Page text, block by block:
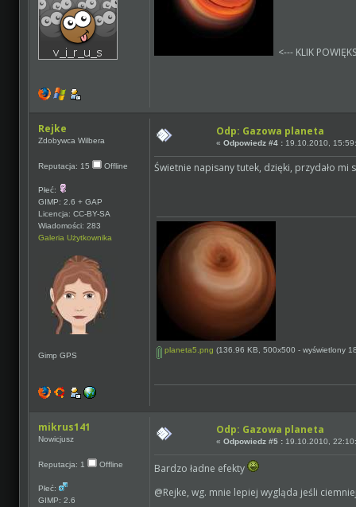
<--- KLIK
Rejke
Zdobywca Wilbera
Reputacja: 15 Offline
Płeć:
GIMP: 2.6 + GAP
Licencja: CC-BY-SA
Wiadomości: 283
Galeria Użytkownika
Gimp GPS
Odp: Gazowa planeta
«Odpowiedz #4 : 19.10.2010,
Świetnie napisany tutek, dzięki, przydało mi
planeta5.png (136.96 KB, 500x500 - wyświetlony
mikrus141
Nowicjusz
Reputacja: 1 Offline
Płeć:
GIMP: 2.6
Odp: Gazowa planeta
«Odpowiedz #5 : 19.10.2010,
Bardzo ładne efekty
@Rejke, wg. mnie lepiej wygląda jeśli